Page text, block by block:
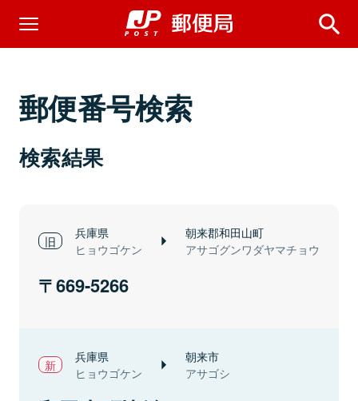
郵便番号検索
検索結果
兵庫県
ヒョウゴケン
朝来郡和田山町
アサゴグンワダヤマチョウ
669-5266
兵庫県
ヒョウゴケン
朝来市
アサゴシ